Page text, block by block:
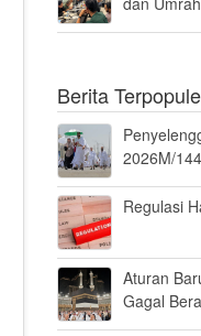
Berita
2026M/
Regulasi
Aturan
Gagal